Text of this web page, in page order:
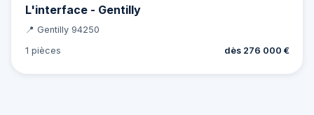
L'interface - Gentilly
📍 Gentilly 94250
1 pièces
dès 276 000 €